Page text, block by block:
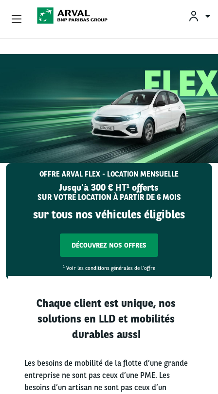
Aller au contenu principal
no
OFFRE ARVAL FLEX - LOCATION MENSUELLE
Jusqu'à 300 € HT¹ offerts
SUR VOTRE LOCATION À PARTIR DE 6 MOIS
sur tous nos véhicules éligibles
DÉCOUVREZ NOS OFFRES
1 Voir les conditions générales de l’offre
Chaque client est unique, nos
solutions en LLD et mobilités
durables aussi
Les besoins de mobilité de la flotte d’une grande
entreprise ne sont pas ceux d’une PME. Les
besoins d’un artisan ne sont pas ceux d’un
MOBILITÉS DURABLES
CONSEILS & EXPERTISES
QUI SOMMES-NOUS ?‏‎
CONTACTS
CONDUCTEURS